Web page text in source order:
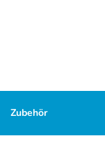
Zubehör